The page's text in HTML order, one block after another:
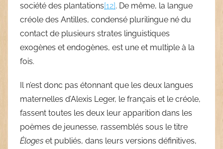
société des plantations[12]. De même, la langue
créole des Antilles, condensé plurilingue né du
contact de plusieurs strates linguistiques
exogènes et endogènes, est une et multiple à la
fois.
Il n’est donc pas étonnant que les deux langues
maternelles d’Alexis Leger, le français et le créole,
fassent toutes les deux leur apparition dans les
poèmes de jeunesse, rassemblés sous le titre
Éloges et publiés, dans leurs versions définitives,